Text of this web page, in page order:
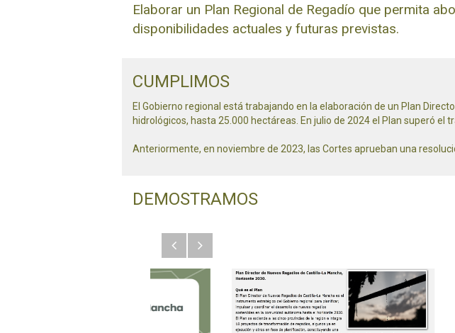
Elaborar un Plan Regional de Regadío que permita
disponibilidades actuales y futuras previstas.
CUMPLIMOS
El Gobierno regional está trabajando en la elaboración de un Plan
hidrológicos, hasta 25.000 hectáreas. En julio de 2024 el Plan superó el
Anteriormente, en noviembre de 2023, las Cortes aprueban una
DEMOSTRAMOS
AnteriorSiguiente